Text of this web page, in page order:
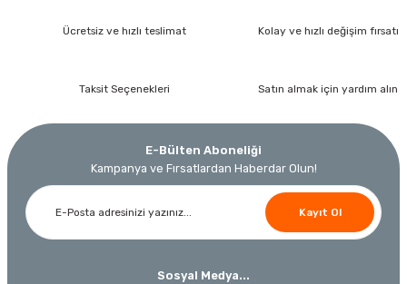
Ücretsiz ve hızlı teslimat Kolay ve hızlı değişim fırsatı
Taksit Seçenekleri Satın almak için yardım alın
E-Bülten Aboneliği
Kampanya ve Fırsatlardan Haberdar Olun!
Kayıt Ol
Sosyal Medya...